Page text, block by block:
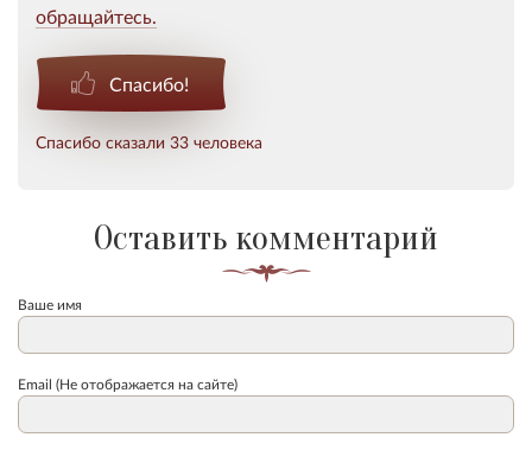
обращайтесь.
Спасибо!
Спасибо сказали 33 человека
Оставить комментарий
Ваше имя
Email (Не отображается на сайте)